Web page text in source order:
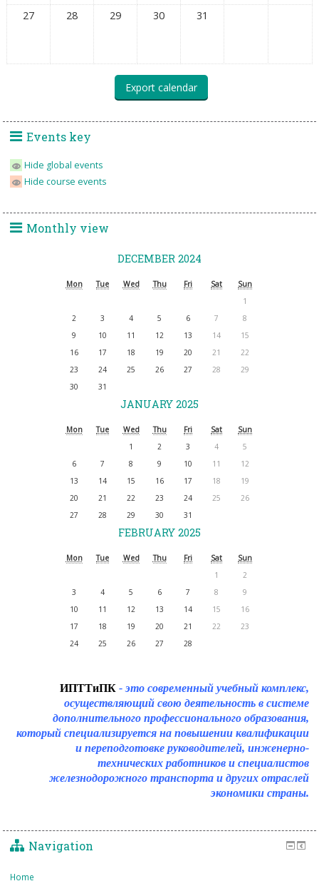
27 28 29 30 31
Events key
Hide global events
Hide course events
Monthly view
DECEMBER 2024
Mon Tue Wed Thu Fri Sat
Sun
1
2
3 4 5 6 7
8
9
10 11 12 13 14
15
16
17 18 19 20 21
22
23
24 25 26 27 28
29
30
31
JANUARY 2025
Mon Tue Wed Thu Fri Sat
Sun
1
2 3 4
5
6
7 8 9 10 11
12
13
14 15 16 17 18
19
20
21 22 23 24 25
26
27
28 29 30 31
FEBRUARY 2025
Mon Tue Wed Thu Fri Sat
Sun
1
2
3
4 5 6 7 8
9
10
11 12 13 14 15
16
17
18 19 20 21 22
23
24
25 26 27 28
ИПТТиПК- это современный учебный комплекс,
осуществляющий свою деятельность в системе
дополнительного профессионального образования,
который специализируется на повышении квалификации
и переподготовке руководителей, инженерно-
технических работников и специалистов
железнодорожного транспорта и других отраслей
экономики страны.
Navigation
Home